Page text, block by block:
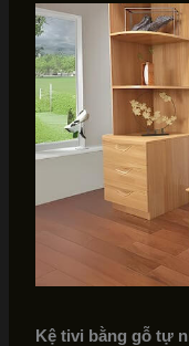
Kệ tivi bằng gỗ tự